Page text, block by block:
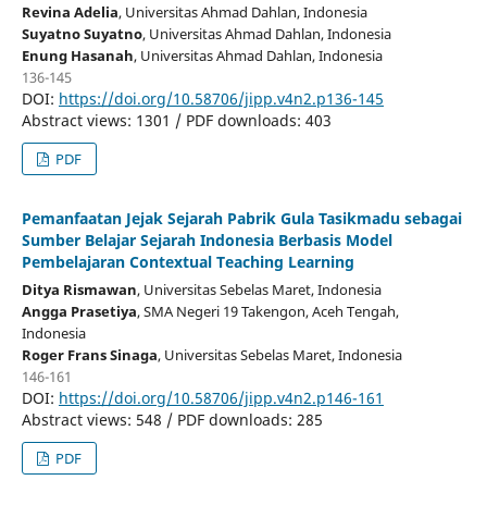
Revina Adelia, Universitas Ahmad Dahlan, Indonesia
Suyatno Suyatno, Universitas Ahmad Dahlan, Indonesia
Enung Hasanah, Universitas Ahmad Dahlan, Indonesia
136-145
DOI: https://doi.org/10.58706/jipp.v4n2.p136-145
Abstract views: 1301 / PDF downloads: 403
PDF
Pemanfaatan Jejak Sejarah Pabrik Gula Tasikmadu sebagai
Sumber Belajar Sejarah Indonesia Berbasis Model
Pembelajaran Contextual Teaching Learning
Ditya Rismawan, Universitas Sebelas Maret, Indonesia
Angga Prasetiya, SMA Negeri 19 Takengon, Aceh Tengah,
Indonesia
Roger Frans Sinaga, Universitas Sebelas Maret, Indonesia
146-161
DOI: https://doi.org/10.58706/jipp.v4n2.p146-161
Abstract views: 548 / PDF downloads: 285
PDF